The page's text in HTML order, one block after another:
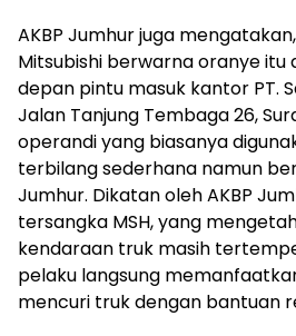
AKBP Jumhur juga
Mitsubishi berwarna oranye
depan pintu masuk kantor PT.
Jalan Tanjung Tembaga 26,
operandi yang biasanya
terbilang sederhana namun
Jumhur. Dikatan oleh AKBP
tersangka MSH, yang
kendaraan truk masih
pelaku langsung
mencuri truk dengan bantuan